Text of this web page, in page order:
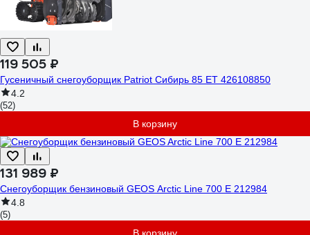
119 505 ₽
Гусеничный снегоуборщик Patriot Сибирь 85 ЕT 426108850
4.2
(52)
В корзину
131 989 ₽
Снегоуборщик бензиновый GEOS Arctic Line 700 E 212984
4.8
(5)